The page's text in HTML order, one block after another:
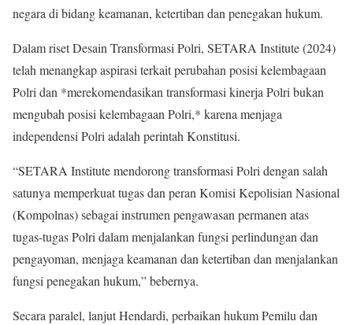
negara di bidang keamanan, ketertiban dan penegakan hukum.
Dalam riset Desain Transformasi Polri, SETARA Institute (2024)
telah menangkap aspirasi terkait perubahan posisi kelembagaan
Polri dan *merekomendasikan transformasi kinerja Polri bukan
mengubah posisi kelembagaan Polri,* karena menjaga
independensi Polri adalah perintah Konstitusi.
“SETARA Institute mendorong transformasi Polri dengan salah
satunya memperkuat tugas dan peran Komisi Kepolisian Nasional
(Kompolnas) sebagai instrumen pengawasan permanen atas
tugas-tugas Polri dalam menjalankan fungsi perlindungan dan
pengayoman, menjaga keamanan dan ketertiban dan menjalankan
fungsi penegakan hukum,” bebernya.
Secara paralel, lanjut Hendardi, perbaikan hukum Pemilu dan